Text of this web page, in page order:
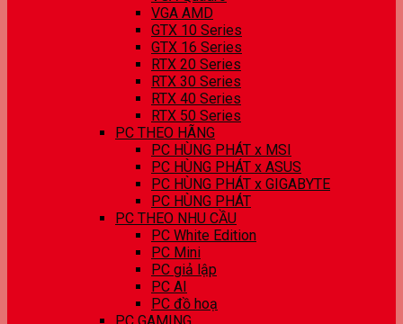
VGA AMD
GTX 10 Series
GTX 16 Series
RTX 20 Series
RTX 30 Series
RTX 40 Series
RTX 50 Series
PC THEO HÃNG
PC HÙNG PHÁT x MSI
PC HÙNG PHÁT x ASUS
PC HÙNG PHÁT x GIGABYTE
PC HÙNG PHÁT
PC THEO NHU CẦU
PC White Edition
PC Mini
PC giả lập
PC AI
PC đồ hoạ